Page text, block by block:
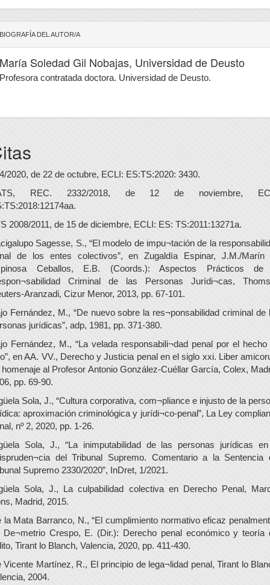
BIOGRAFÍA DEL AUTOR/A
María Soledad Gil Nobajas, Universidad de Deusto
Profesora contratada doctora. Universidad de Deusto.
2020, de 22 de octubre, ECLI: ES:TS:2020: 3430.
REC. 2332/2018, de 12 de noviembre,
2008/2011, de 15 de diciembre, ECLI: ES: TS:2011:13271a.
Sagesse, S., “El modelo de impu¬tación de la
de los entes colectivos”, en Zugaldía Espinar, J.M./Marín
Ceballos, E.B. (Coords.): Aspectos Prácticos
Criminal de las Personas Jurídi¬cas,
Aranzadi, Cizur Menor, 2013, pp. 67-101.
Fernández, M., “De nuevo sobre la res¬ponsabilidad criminal de
jurídicas”, adp, 1981, pp. 371-380.
Fernández, M., “La velada responsabili¬dad penal por el hecho
en AA. VV., Derecho y Justicia penal en el siglo xxi. Liber
homenaje al Profesor Antonio González-Cuéllar García, Colex,
pp. 69-90.
Sola, J., “Cultura corporativa, com¬pliance e injusto de la
aproximación criminológica y jurídi¬co-penal”, La Ley
nº 2, 2020, pp. 1-26.
Sola, J., “La inimputabilidad de las personas jurídicas
del Tribunal Supremo. Comentario a la Sentencia
Supremo 2330/2020”, InDret, 1/2021.
Sola, J., La culpabilidad colectiva en Derecho Penal,
Madrid, 2015.
la Mata Barranco, N., “El cumplimiento normativo eficaz
De¬metrio Crespo, E. (Dir.): Derecho penal económico y teoría
Tirant lo Blanch, Valencia, 2020, pp. 411-430.
Vicente Martínez, R., El principio de lega¬lidad penal, Tirant lo
2004.